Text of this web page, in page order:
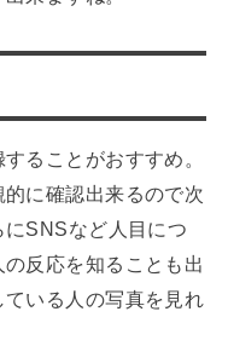
ることがおすすめ。
に確認出来るので次
SNSなど人目につ
反応を知ることも出
いる人の写真を見れ